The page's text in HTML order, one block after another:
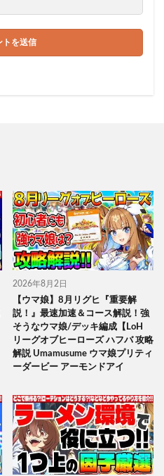
2026年8月2日
【ウマ娘】8月リグヒ『重要解
説！』最速加速＆コース解説！強
そうなウマ娘/デッキ編成【LoH
リーグオブヒーローズ ハフバ 攻略
解説 Umamusume ウマ娘プリティ
ーダービー アーモンドアイ